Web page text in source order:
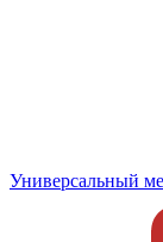
Универсальный